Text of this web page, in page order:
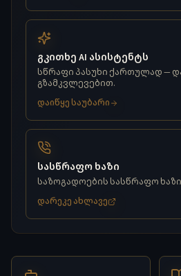
გკითხე AI ასისტენტს
სწრაფი პასუხი ქართულად —
გზამკვლევებით.
დაიწყე საუბარი
სასწრაფო ხაზი
საზოგადოების სასწრაფო ხაზი:
დარეკე ახლავე